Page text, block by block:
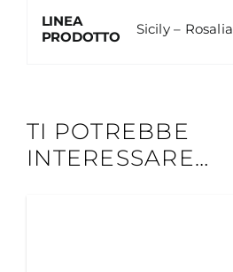
LINEA
PRODOTTO
Sicily – Rosalia
TI POTREBBE
INTERESSARE…